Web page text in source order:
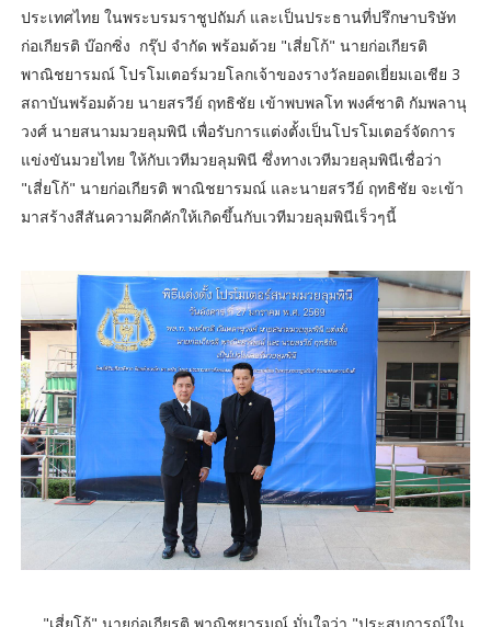
ประเทศไทย ในพระบรมราชูปถัมภ์ และเป็นประธานที่ปรึกษาบริษัท
ก่อเกียรติ บ๊อกซิ่ง กรุ๊ป จำกัด พร้อมด้วย "เสี่ยโก้" นายก่อเกียรติ
พาณิชยารมณ์ โปรโมเตอร์มวยโลกเจ้าของรางวัลยอดเยี่ยมเอเชีย 3
สถาบันพร้อมด้วย นายสรวีย์ ฤทธิชัย เข้าพบพลโท พงศ์ชาติ กัมพลานุ
วงศ์ นายสนามมวยลุมพินี เพื่อรับการแต่งตั้งเป็นโปรโมเตอร์จัดการ
แข่งขันมวยไทย ให้กับเวทีมวยลุมพินี ซึ่งทางเวทีมวยลุมพินีเชื่อว่า
"เสี่ยโก้" นายก่อเกียรติ พาณิชยารมณ์ และนายสรวีย์ ฤทธิชัย จะเข้า
มาสร้างสีสันความคึกคักให้เกิดขึ้นกับเวทีมวยลุมพินีเร็วๆนี้